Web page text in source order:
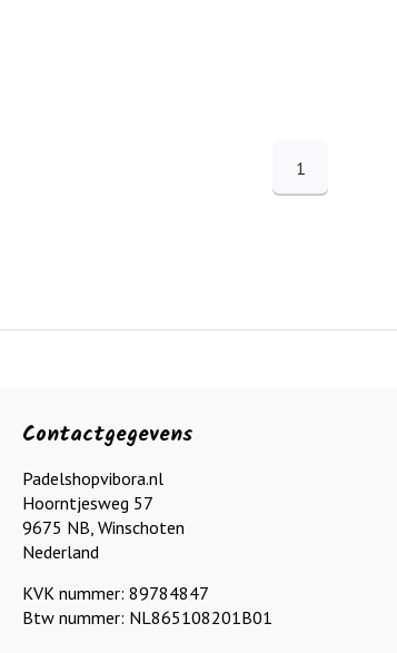
1
Contactgegevens
Padelshopvibora.nl
Hoorntjesweg 57
9675 NB, Winschoten
Nederland
KVK nummer: 89784847
Btw nummer: NL865108201B01